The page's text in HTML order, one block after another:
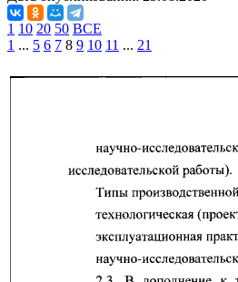
1 10 20 50 ВСЕ
1 ... 5 6 7 8 9 10 11 ... 21